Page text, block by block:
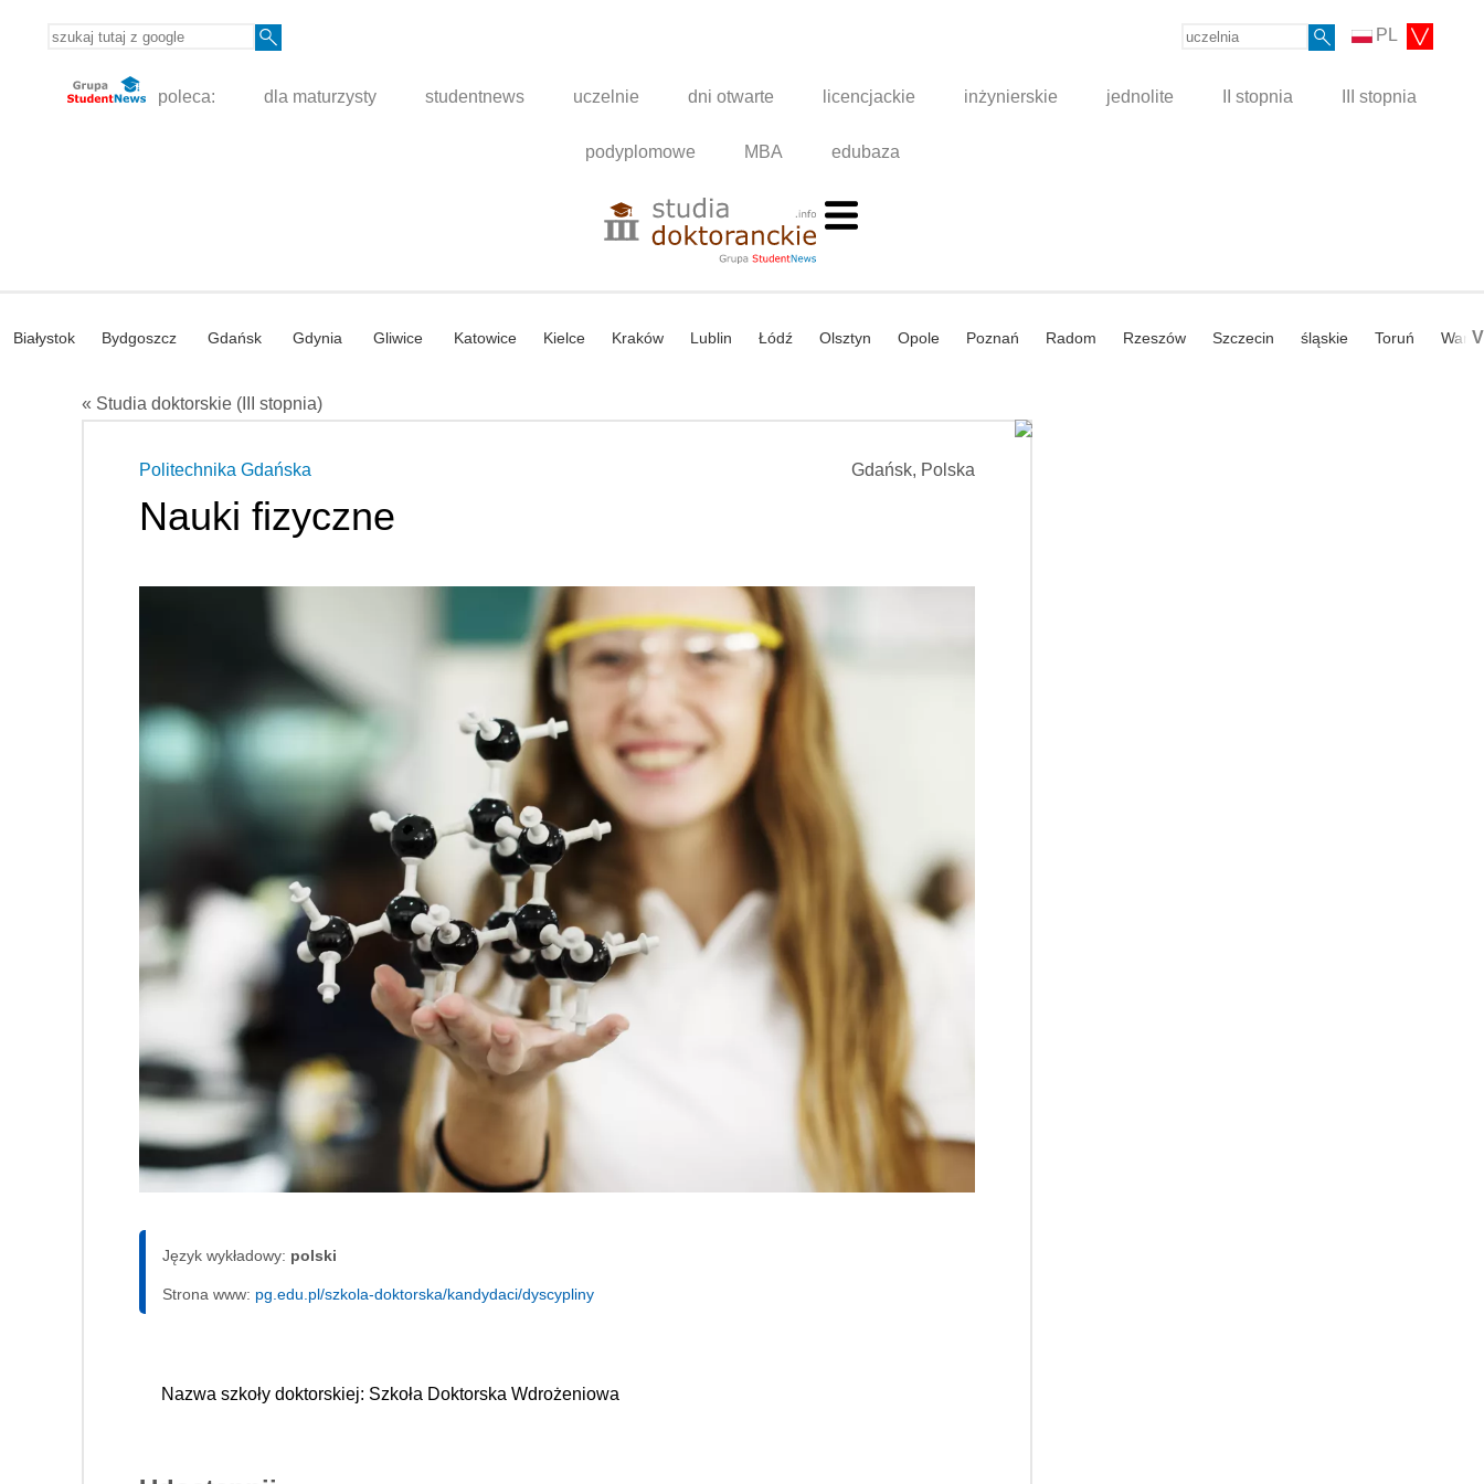
PL
poleca: dla maturzysty studentnews uczelnie dni otwarte licencjackie inżynierskie jednolite II stopnia III stopnia
podyplomowe MBA edubaza
Białystok Bydgoszcz Gdańsk Gdynia Gliwice Katowice Kielce Kraków Lublin Łódź Olsztyn Opole Poznań Radom Rzeszów Szczecin śląskie Toruń V
« Studia doktorskie (III stopnia)
Gdańsk, Polska
Politechnika Gdańska
Nauki fizyczne
Język wykładowy: polski
Strona www: pg.edu.pl/szkola-doktorska/kandydaci/dyscypliny
Nazwa szkoły doktorskiej: Szkoła Doktorska Wdrożeniowa